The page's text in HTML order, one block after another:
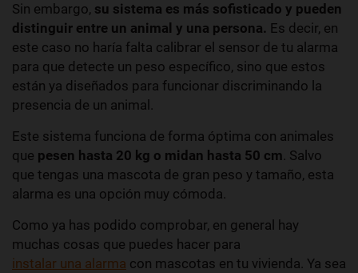
Sin embargo, su sistema es más sofisticado y pueden
distinguir entre un animal y una persona. Es decir, en
este caso no haría falta calibrar el sensor de tu alarma
para que detecte un peso específico, sino que estos
están ya diseñados para funcionar discriminando la
presencia de un animal.
Este sistema funciona de forma óptima con animales
que pesen hasta 20 kg o midan hasta 50 cm. Salvo
que tengas una mascota de gran peso y tamaño, esta
alarma es una opción muy cómoda.
Como ya has podido comprobar, en general hay
muchas cosas que puedes hacer para
instalar una alarma con mascotas en tu vivienda. Ya sea